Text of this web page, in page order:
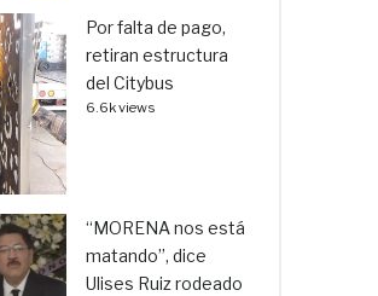
Por falta de pago,
retiran estructura
del Citybus
6.6k views
“MORENA nos está
matando”, dice
Ulises Ruiz rodeado